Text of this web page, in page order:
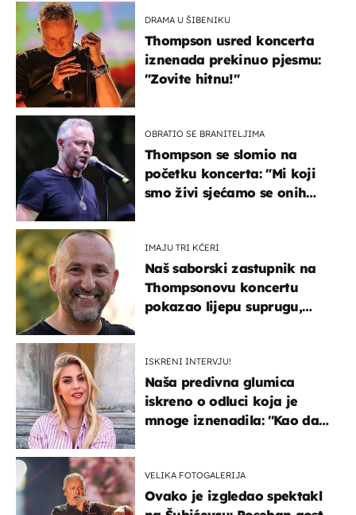
DRAMA U ŠIBENIKU
Thompson usred koncerta
iznenada prekinuo pjesmu:
"Zovite hitnu!"
OBRATIO SE BRANITELJIMA
Thompson se slomio na
početku koncerta: "Mi koji
smo živi sjećamo se onih
IMAJU TRI KĆERI
Naš saborski zastupnik na
Thompsonovu koncertu
pokazao lijepu suprugu,
ISKRENI INTERVJU!
Naša predivna glumica
iskreno o odluci koja je
mnoge iznenadila: ''Kao da
VELIKA FOTOGALERIJA
Ovako je izgledao spektakl